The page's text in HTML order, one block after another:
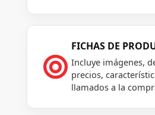

FICHAS DE
Incluye imágenes,
precios,
llamados a la